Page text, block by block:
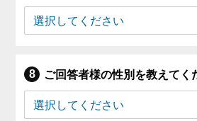
ご回答者様の性別を教えてく